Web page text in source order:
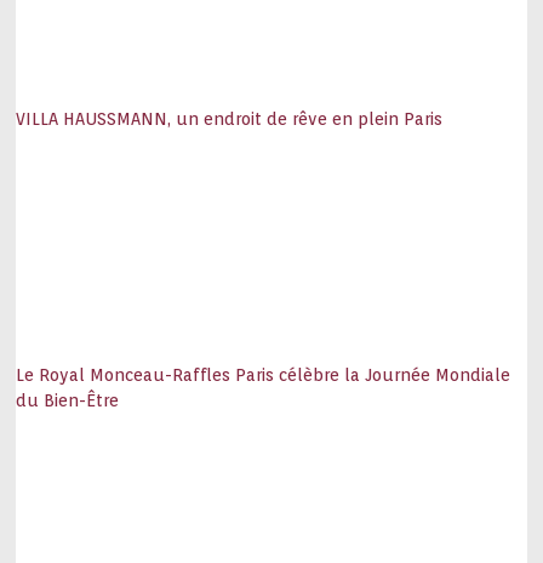
VILLA HAUSSMANN, un endroit de rêve en plein Paris
Le Royal Monceau-Raffles Paris célèbre la Journée Mondiale
du Bien-Être